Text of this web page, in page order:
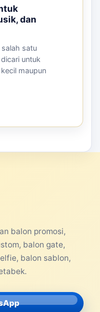
dan
satu
untuk
maupun
balon promosi,
balon gate,
balon sablon,